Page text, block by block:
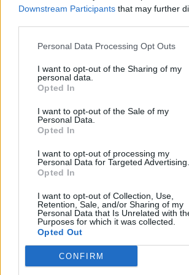
Downstream Participants that may further
Personal Data Processing Opt Outs
I want to opt-out of the Sharing of my
personal data.
Opted In
I want to opt-out of the Sale of my
Personal Data.
Opted In
I want to opt-out of processing my
Personal Data for Targeted Advertising.
Opted In
I want to opt-out of Collection, Use,
Retention, Sale, and/or Sharing of my
Personal Data that Is Unrelated with
Purposes for which it was collected.
Opted Out
CONFIRM
nelaisvės už tai, kad iš vieno
skilandžių.
„Kai iš Vilniuje esančių pataisos
gavome informaciją apie
užuominą, iš karto prisiminėme
dingusią Daujočių kaimo
nuvažiavau į tą koloniją pas
mane į Anykščius, tada
parodysiu, kur ji guli“, – pasakojo
A.Paškevičius.